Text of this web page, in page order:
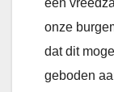
een
onze
dat dit
geboden